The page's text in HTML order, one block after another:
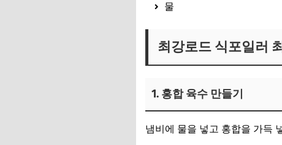
물
최강로드 식포일러
1. 홍합 육수 만들기
냄비에 물을 넣고 홍합을 가득